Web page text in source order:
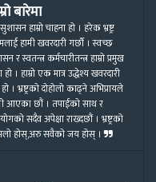
बारेमा
हाम्रो चाहना हो । हरेक भ्रष्ट्र
हामी खवरदारी गर्छौ । स्वच्छ
र स्वतन्त्र कर्मचारीतन्त्र हाम्रो प्रमुख
हो । हाम्रो एक मात्र उद्धेश्य खवरदारी
हो । भ्रष्ट्रको दोहोलो काढ्ने अभिप्रायले
आएका छौं । तपाईको साथ र
सदैव अपेक्षा राख्दछौं । भ्रष्ट्रको
होस्,अरु सवैको जय होस् ।